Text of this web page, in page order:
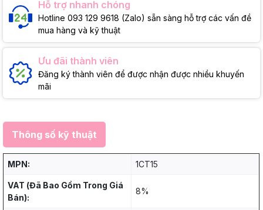
Hỗ trợ nhanh chóng
Hotline 093 129 9618 (Zalo) sẵn sàng hỗ trợ các vấn đề
mua hàng và kỹ thuật
Ưu đãi thành viên
Đăng ký thành viên để được nhận được nhiều khuyến
mãi
Thông số kỹ thuật
MPN: 1CT15
VAT (Đã Bao Gồm Trong Giá
Bán):
8%